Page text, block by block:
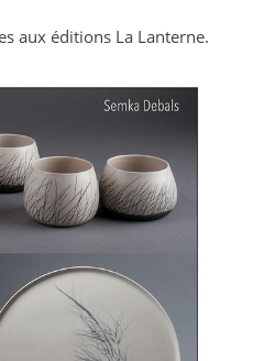
aux éditions La Lanterne.